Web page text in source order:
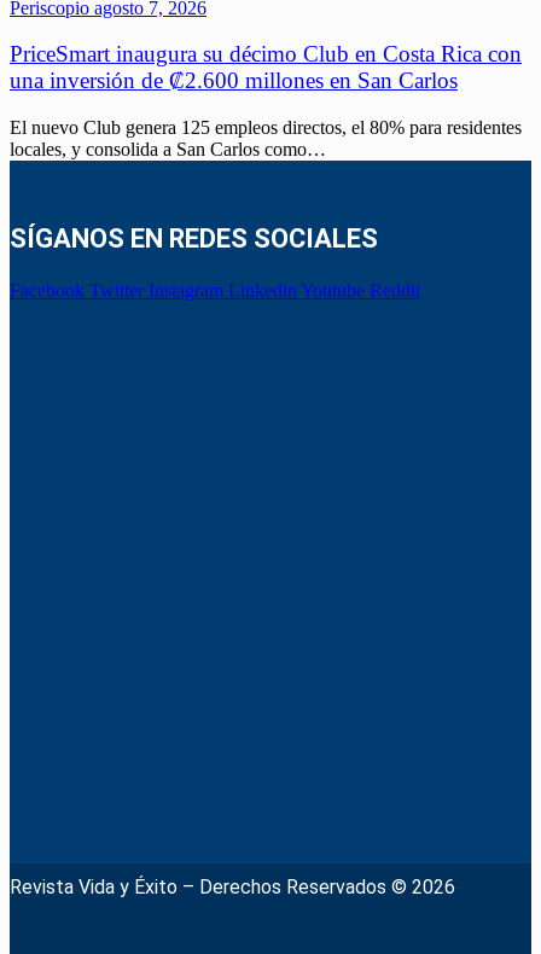
Periscopio agosto 7, 2026
PriceSmart inaugura su décimo Club en Costa Rica con
una inversión de ₡2.600 millones en San Carlos
El nuevo Club genera 125 empleos directos, el 80% para residentes
locales, y consolida a San Carlos como…
SÍGANOS EN REDES SOCIALES
Facebook Twitter Instagram Linkedin Youtube Reddit
Revista Vida y Éxito – Derechos Reservados © 2026